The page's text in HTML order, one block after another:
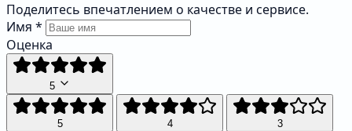
Поделитесь впечатлением о качестве и сервисе.
Имя *
Оценка
5
5 4 3